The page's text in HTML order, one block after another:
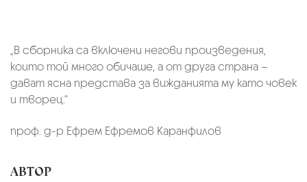
„В сборника са включени негови произведения,
които той много обичаше, а от друга страна –
дават ясна представа за вижданията му като човек
и творец.“
проф. д-р Ефрем Ефремов Каранфилов
АВТОР